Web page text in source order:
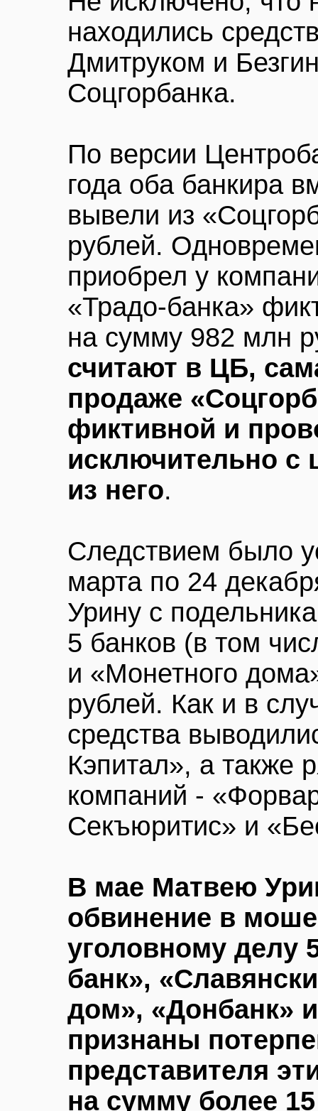
находились
Дмитруком и
Соцгорбанка.
По версии
года оба банкира
вывели из
рублей.
приобрел у
«Традо-банка»
на сумму 982 млн
считают в ЦБ,
продаже
фиктивной и
исключительно с
из него.
Следствием было
марта по 24
Урину с
5 банков (в том
и «Монетного
рублей. Как и в
средства
Кэпитал», а также
компаний -
Секъюритис» и
В мае Матвею
обвинение в
уголовному делу
банк»,
дом», «Донбанк»
признаны
представителя
на сумму более